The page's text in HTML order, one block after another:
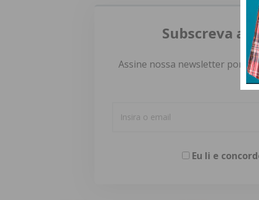
Subscreva a
Assine nossa newsletter por
Eu li e